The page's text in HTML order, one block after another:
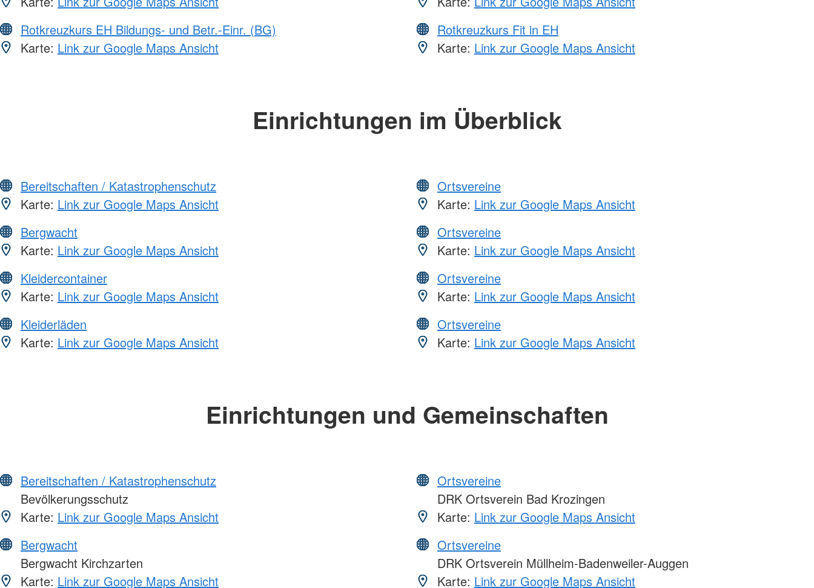
Rotkreuzkurs EH Bildungs- und Betr.-Einr. (BG)
Karte: Link zur Google Maps Ansicht
Rotkreuzkurs Fit in EH
Karte: Link zur Google Maps Ansicht
Einrichtungen im Überblick
Bereitschaften / Katastrophenschutz
Karte: Link zur Google Maps Ansicht
Bergwacht
Karte: Link zur Google Maps Ansicht
Kleidercontainer
Karte: Link zur Google Maps Ansicht
Kleiderläden
Karte: Link zur Google Maps Ansicht
Ortsvereine
Karte: Link zur Google Maps Ansicht
Ortsvereine
Karte: Link zur Google Maps Ansicht
Ortsvereine
Karte: Link zur Google Maps Ansicht
Ortsvereine
Karte: Link zur Google Maps Ansicht
Einrichtungen und Gemeinschaften
Bereitschaften / Katastrophenschutz
Bevölkerungsschutz
Karte: Link zur Google Maps Ansicht
Bergwacht
Bergwacht Kirchzarten
Karte: Link zur Google Maps Ansicht
Ortsvereine
DRK Ortsverein Bad Krozingen
Karte: Link zur Google Maps Ansicht
Ortsvereine
DRK Ortsverein Müllheim-Badenweiler-Auggen
Karte: Link zur Google Maps Ansicht